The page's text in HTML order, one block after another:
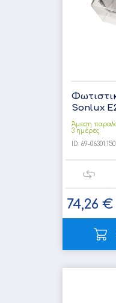
Sonlux
Άμεση
3 ημέρες
ID: 69-
74,26 €